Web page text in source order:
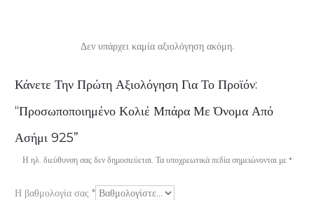
Α
ξ
ι
ο
λ
Δεν υπάρχει καμία αξιολόγηση ακόμη.
Κάνετε Την Πρώτη Αξιολόγηση Για Το Προϊόν:
“Προσωποποιημένο Κολιέ Μπάρα Με Όνομα Από
Ασήμι 925”
Η ηλ. διεύθυνση σας δεν δημοσιεύεται. Τα υποχρεωτικά πεδία σημειώνονται με *
Η βαθμολογία σας *